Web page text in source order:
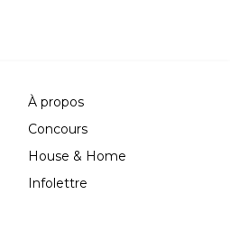
À propos
Concours
House & Home
Infolettre